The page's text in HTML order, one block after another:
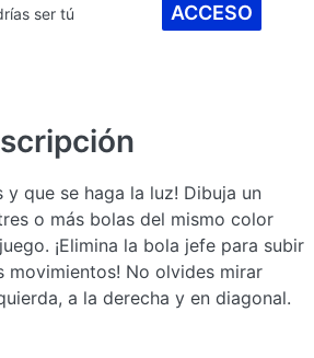
ser tú ACCESO
y que se haga la luz! Dibuja un
o más bolas del mismo color
¡Elimina la bola jefe para subir
movimientos! No olvides mirar
a la derecha y en diagonal.